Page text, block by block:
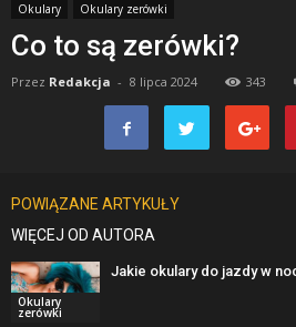
Okulary Okulary zerówki
Co to są zerówki?
Przez Redakcja - 8 lipca 2024 343
POWIĄZANE ARTYKUŁY
WIĘCEJ OD AUTORA
Okulary
zerówki
Jakie okulary do jazdy w